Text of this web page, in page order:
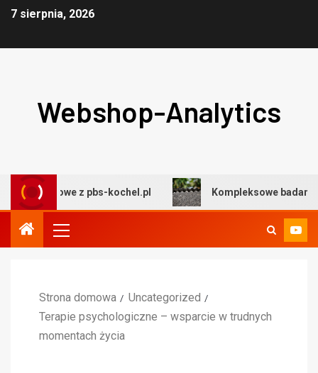
7 sierpnia, 2026
Webshop-Analytics
z pbs-kochel.pl Kompleksowe badania
Strona domowa
Uncategorized
Terapie psychologiczne – wsparcie w trudnych
momentach życia